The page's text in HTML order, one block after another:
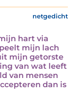
netgedicht
hart via
mijn lach
mijn getorste
van wat leeft
van mensen
dan is